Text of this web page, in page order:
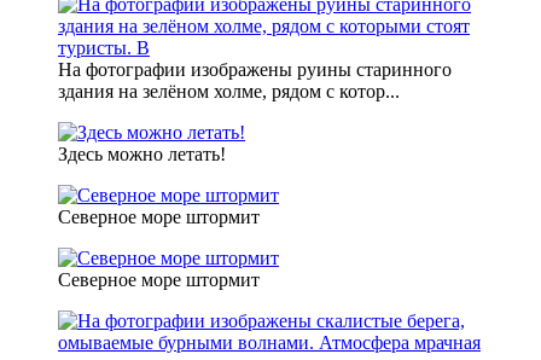
На фотографии изображены руины старинного
здания на зелёном холме, рядом с котор...
Здесь можно летать!
Северное море штормит
Северное море штормит